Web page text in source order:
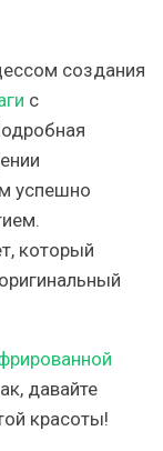
создания
с
успешно
который
давайте
красоты!